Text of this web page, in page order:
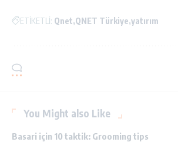
ETİKETLİ: Qnet QNET Türkiye yatırım
You Might also Like
Basari için 10 taktik: Grooming tips